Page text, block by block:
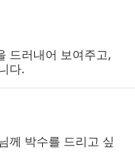
드러내어 보여주고,
다.
께 박수를 드리고 싶